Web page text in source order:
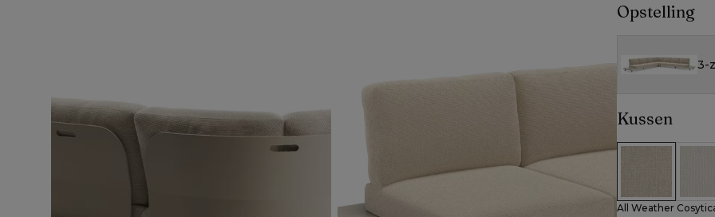
Opstelling
3-
Kussen
All Weather
All
All Weather